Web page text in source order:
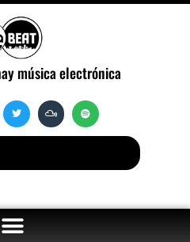
música electrónica